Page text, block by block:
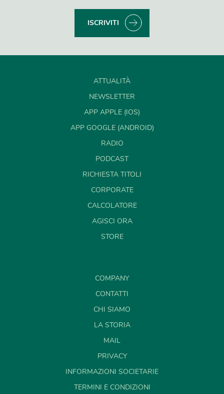
ISCRIVITI
ATTUALITÀ
NEWSLETTER
APP APPLE (IOS)
APP GOOGLE (ANDROID)
RADIO
PODCAST
RICHIESTA TITOLI
CORPORATE
CALCOLATORE
AGISCI ORA
STORE
COMPANY
CONTATTI
CHI SIAMO
LA STORIA
MAIL
PRIVACY
INFORMAZIONI SOCIETARIE
TERMINI E CONDIZIONI